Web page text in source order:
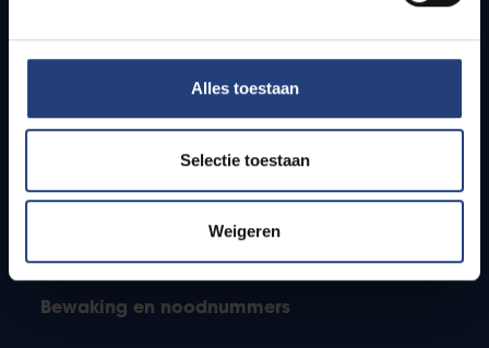
Alles toestaan
Selectie toestaan
Weigeren
Studenten
PhD-studenten
Leerkrachten en secundaire scholen
Bewaking en noodnummers